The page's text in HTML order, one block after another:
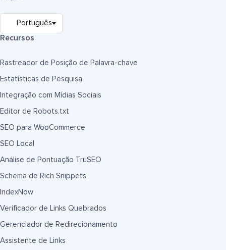
Recursos
Rastreador de Posição de Palavra-chave
Estatísticas de Pesquisa
Integração com Mídias Sociais
Editor de Robots.txt
SEO para WooCommerce
SEO Local
Análise de Pontuação TruSEO
Schema de Rich Snippets
IndexNow
Verificador de Links Quebrados
Gerenciador de Redirecionamento
Assistente de Links